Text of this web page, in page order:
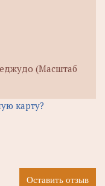
(Масштаб
карту?
Оставить отзыв